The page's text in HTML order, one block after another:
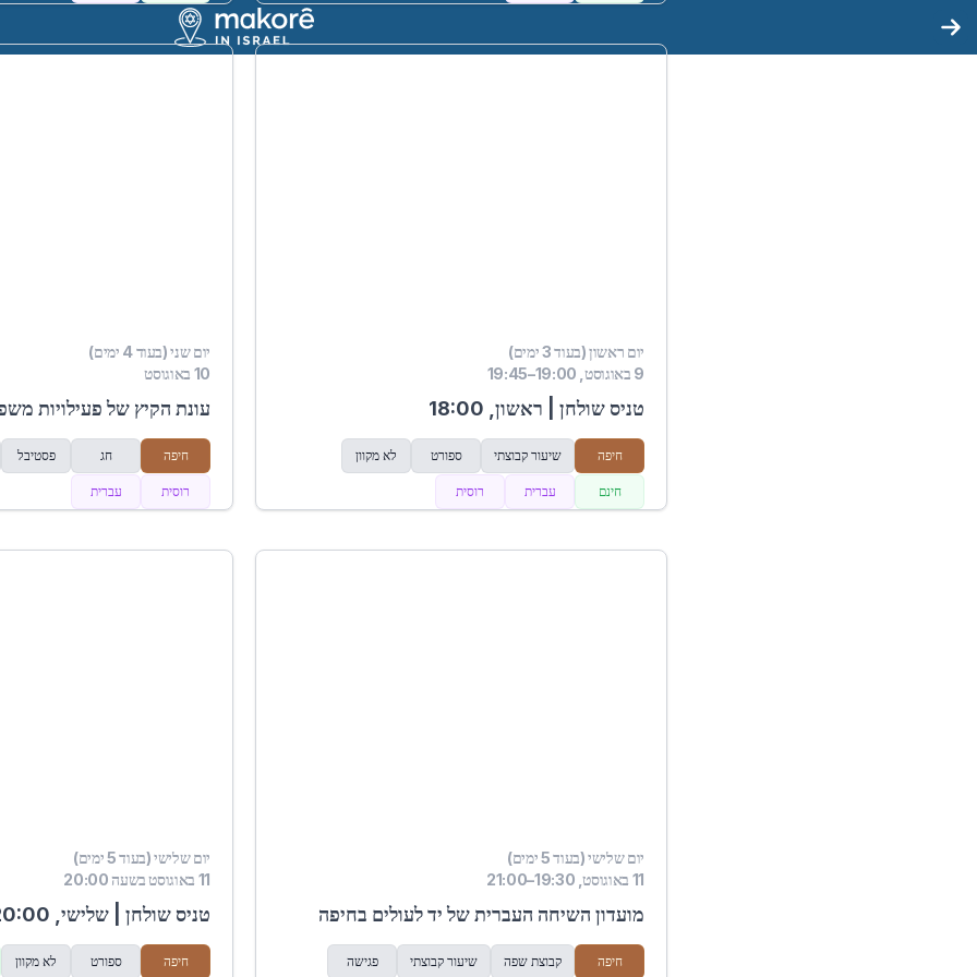
יום ראשון (בעוד 3 ימים)
9 באוגוסט, 19:00–19:45
טניס שולחן | ראשון, 18:00
חיפה שיעור קבוצתי ספורט לא מקוון
חינם עברית רוסית
יום שני (בעוד 4 ימים)
10 באוגוסט
עונת הקיץ של פעילויות
חיפה חג פסטיבל
רוסית עברית
יום שלישי (בעוד 5 ימים)
11 באוגוסט, 19:30–21:00
מועדון השיחה העברית של יד לעולים בחיפה
חיפה קבוצת שפה שיעור קבוצתי פגישה
יום שלישי (בעוד 5 ימים)
11 באוגוסט בשעה 20:00
טניס שולחן | שלישי, 20:00
חיפה ספורט לא מקוון